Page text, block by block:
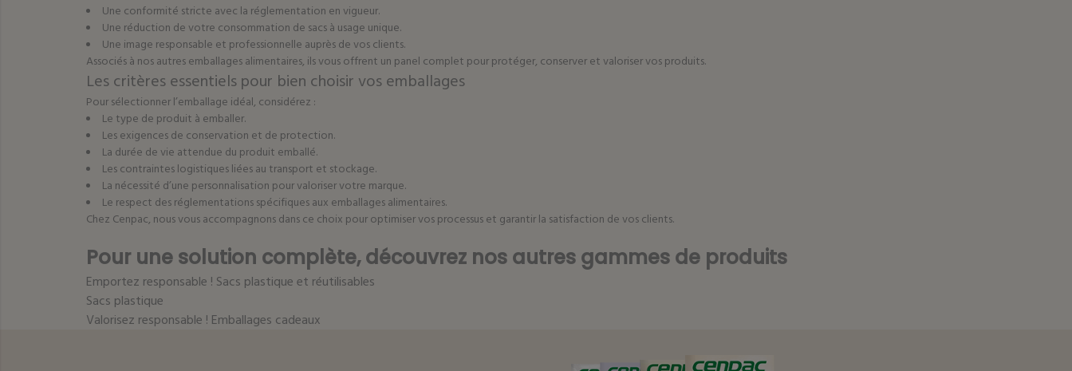
Une conformité stricte avec la réglementation en vigueur.
Une réduction de votre consommation de sacs à usage unique.
Une image responsable et professionnelle auprès de vos clients.
Associés à nos autres emballages alimentaires, ils vous offrent un panel complet pour protéger, conserver et valoriser vos produits.
Les critères essentiels pour bien choisir vos emballages
Pour sélectionner l’emballage idéal, considérez :
Le type de produit à emballer.
Les exigences de conservation et de protection.
La durée de vie attendue du produit emballé.
Les contraintes logistiques liées au transport et stockage.
La nécessité d’une personnalisation pour valoriser votre marque.
Le respect des réglementations spécifiques aux emballages alimentaires.
Chez Cenpac, nous vous accompagnons dans ce choix pour optimiser vos processus et garantir la satisfaction de vos clients.
Pour une solution complète, découvrez nos autres gammes de produits
Emportez responsable ! Sacs plastique et réutilisables
Sacs plastique
Valorisez responsable ! Emballages cadeaux